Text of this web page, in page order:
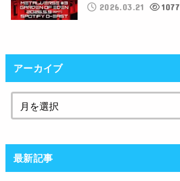
2026.03.21 1077
アーカイブ
最新記事